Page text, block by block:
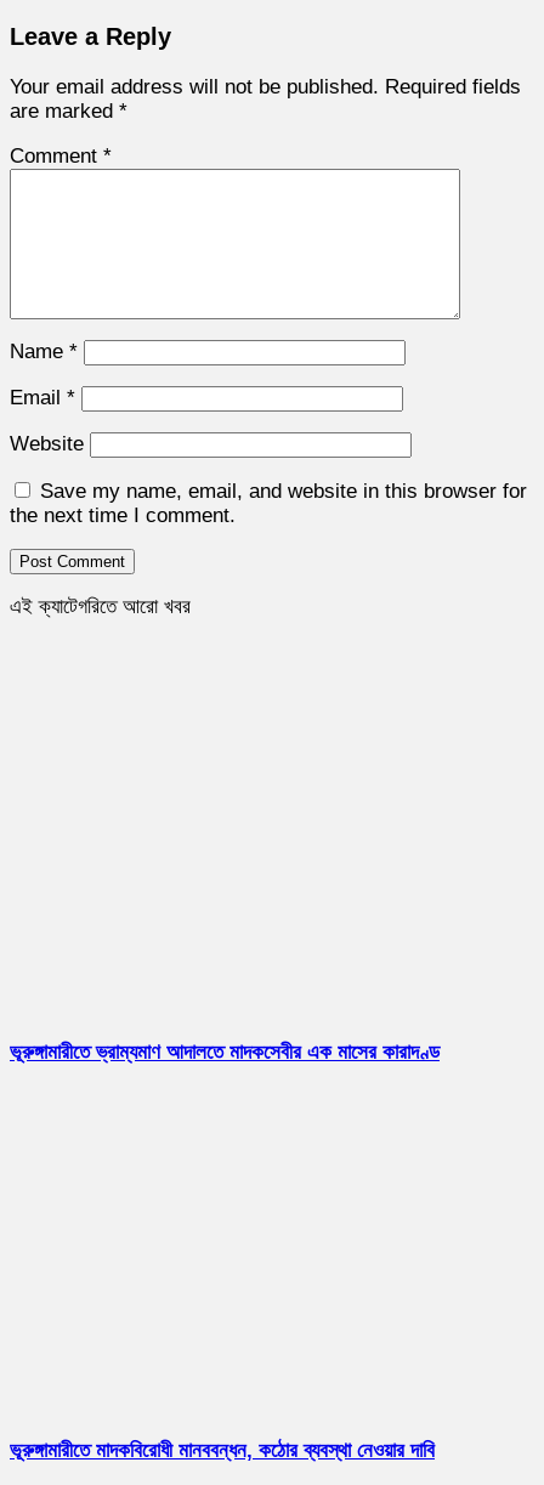
Leave a Reply
Your email address will not be published. Required fields
are marked *
Comment *
Name *
Email *
Website
Save my name, email, and website in this browser for
the next time I comment.
এই ক্যাটেগরিতে আরো খবর
ভূরুঙ্গামারীতে ভ্রাম্যমাণ আদালতে মাদকসেবীর এক মাসের কারাদণ্ড
ভূরুঙ্গামারীতে মাদকবিরোধী মানববন্ধন, কঠোর ব্যবস্থা নেওয়ার দাবি